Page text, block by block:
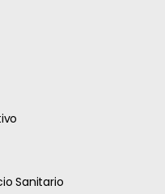
Sanitario